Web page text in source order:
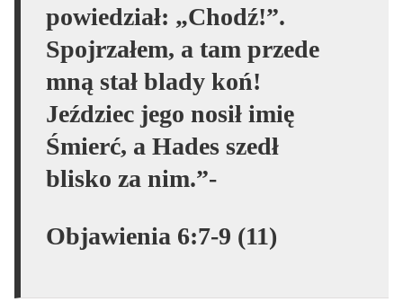
powiedział: „Chodź!”.
Spojrzałem, a tam przede
mną stał blady koń!
Jeździec jego nosił imię
Śmierć, a Hades szedł
blisko za nim.”-
Objawienia 6:7-9 (11)